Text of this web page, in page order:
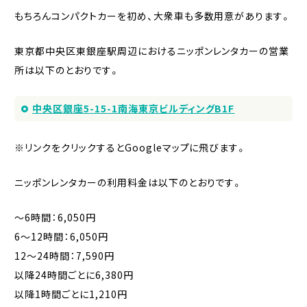
もちろんコンパクトカーを初め、大衆車も多数用意があります。
東京都中央区東銀座駅周辺におけるニッポンレンタカーの営業
所は以下のとおりです。
中央区銀座5-15-1南海東京ビルディングB1F
※リンクをクリックするとGoogleマップに飛びます。
ニッポンレンタカーの利用料金は以下のとおりです。
〜6時間：6,050円
6〜12時間：6,050円
12〜24時間：7,590円
以降24時間ごとに6,380円
以降1時間ごとに1,210円